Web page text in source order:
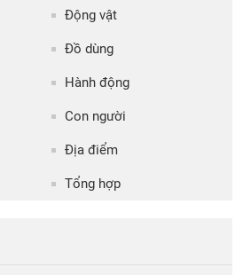
Động vật
Đồ dùng
Hành động
Con người
Địa điểm
Tổng hợp